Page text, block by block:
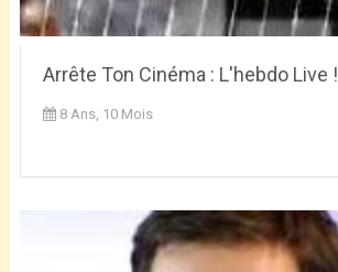
Arrête Ton Cinéma : L'hebdo Live !
8 Ans, 10 Mois